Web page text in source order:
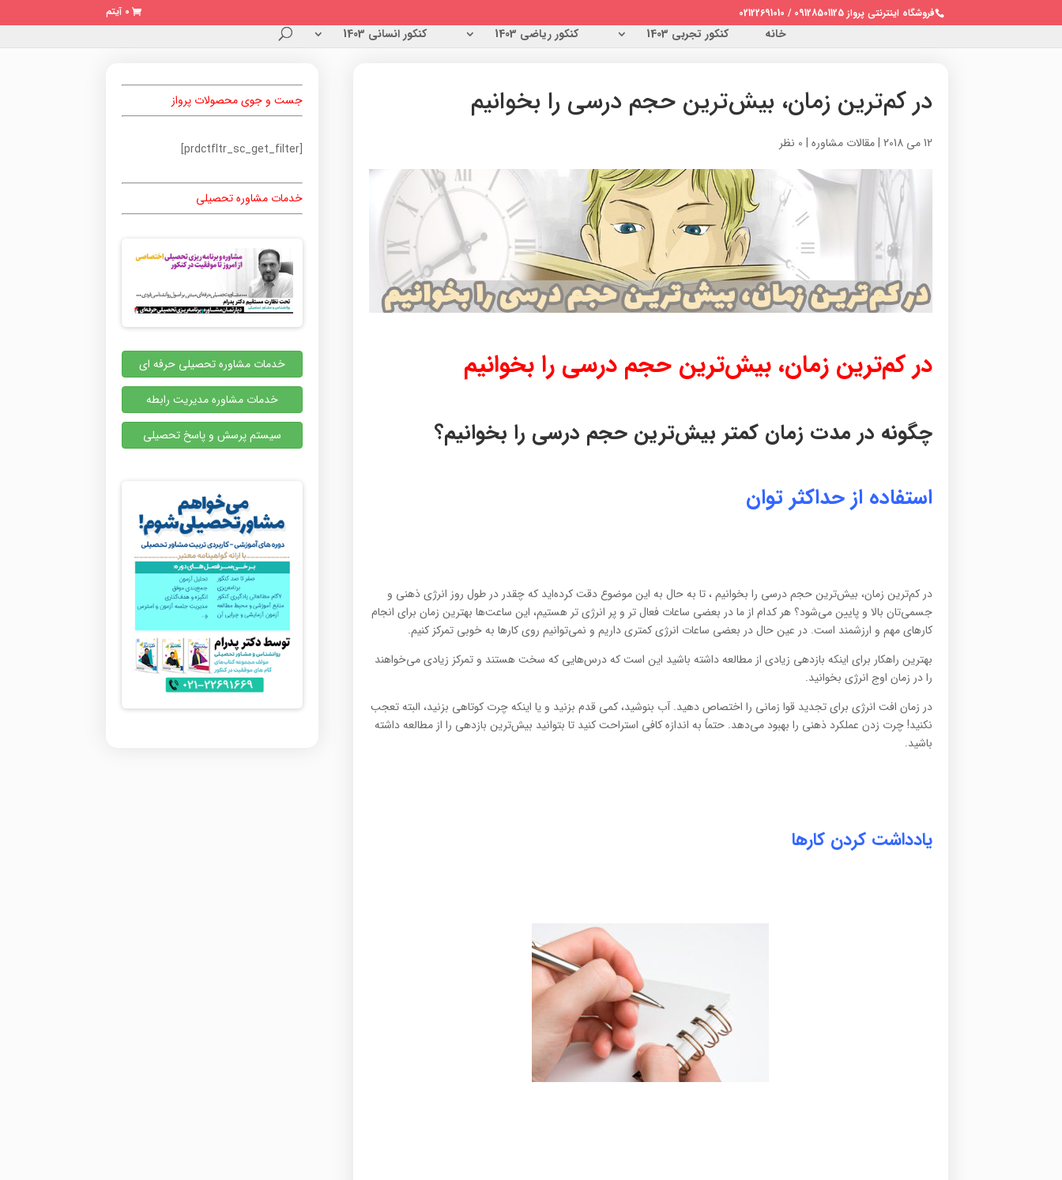
فروشگاه اینترنتی پرواز 09128501125 / 02122691010 0 آیتم
خانه کنکور تجربی 1403 کنکور ریاضی 1403 کنکور انسانی 1403
در کم‌ترین زمان، بیش‌ترین حجم درسی را بخوانیم
12 می 2018 |مقالات مشاوره | 0 نظر
در کم‌ترین زمان، بیش‌ترین حجم درسی را بخوانیم
چگونه در مدت زمان کمتر بیش‌ترین حجم درسی را بخوانیم؟
استفاده از حداکثر توان
در کم‌ترین زمان، بیش‌ترین حجم درسی را بخوانیم ، تا به حال به این موضوع دقت کرده‌اید که چقدر در طول روز انرژی ذهنی و
جسمی‌تان بالا و پایین می‌شود؟ هر کدام از ما در بعضی ساعات فعال تر و پر انرژی تر هستیم، این ساعت‌ها بهترین زمان برای انجام
کارهای مهم و ارزشمند است. در عین حال در بعضی ساعات انرژی کمتری داریم و نمی‌توانیم روی کارها به خوبی تمرکز کنیم.
بهترین راهکار برای اینکه بازدهی زیادی از مطالعه داشته باشید این است که درس‌هایی که سخت هستند و تمرکز زیادی می‌خواهند
را در زمان اوج انرژی بخوانید.
در زمان افت انرژی برای تجدید قوا زمانی را اختصاص دهید. آب بنوشید، کمی قدم بزنید و یا اینکه چرت کوتاهی بزنید، البته تعجب
نکنید! چرت زدن عملکرد ذهنی را بهبود می‌دهد. حتماً به اندازه کافی استراحت کنید تا بتوانید بیش‌ترین بازدهی را از مطالعه داشته
باشید.
یادداشت کردن کارها
جست و جوی محصولات پرواز
[prdctfltr_sc_get_filter]
خدمات مشاوره تحصیلی
خدمات مشاوره تحصیلی حرفه ای
خدمات مشاوره مدیریت رابطه
سیستم پرسش و پاسخ تحصیلی